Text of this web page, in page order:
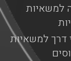
למשאיות
דרך למשאיות